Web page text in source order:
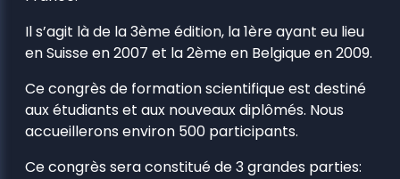
Il s’agit là de la 3ème édition, la 1ère ayant eu lieu
en Suisse en 2007 et la 2ème en Belgique en 2009.
Ce congrès de formation scientifique est destiné
aux étudiants et aux nouveaux diplômés. Nous
accueillerons environ 500 participants.
Ce congrès sera constitué de 3 grandes parties: